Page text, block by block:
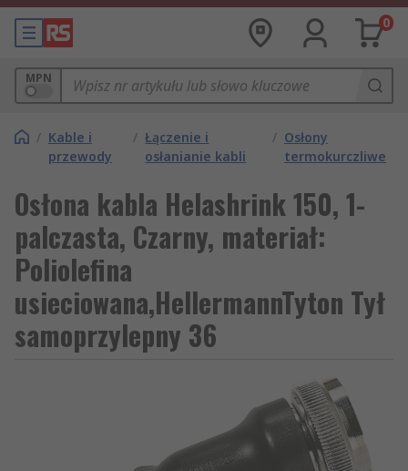
0
MPN
/ Kable i
przewody
/ Łączenie i
osłanianie kabli
/ Osłony
termokurczliwe
Osłona kabla Helashrink 150, 1-
palczasta, Czarny, materiał:
Poliolefina
usieciowana,HellermannTyton Tył
samoprzylepny 36